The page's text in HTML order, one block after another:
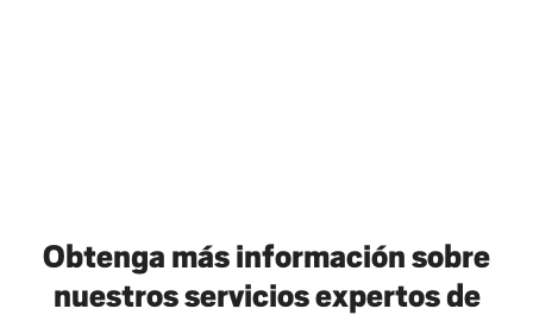
Obtenga más información sobre
nuestros servicios expertos de